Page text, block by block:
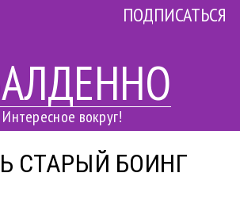
Интересное вокруг!
ПОДПИСАТЬСЯ
СТАРЫЙ БОИНГ